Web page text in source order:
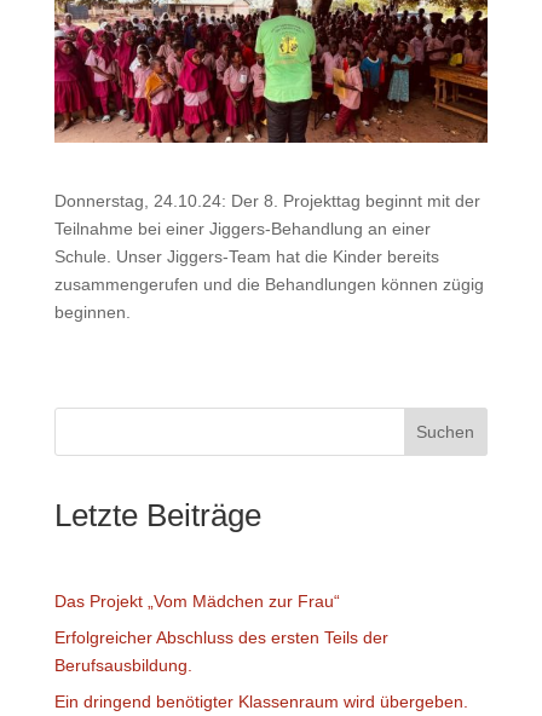
Donnerstag, 24.10.24: Der 8. Projekttag beginnt mit der
Teilnahme bei einer Jiggers-Behandlung an einer
Schule. Unser Jiggers-Team hat die Kinder bereits
zusammengerufen und die Behandlungen können zügig
beginnen.
Suchen
Letzte Beiträge
Das Projekt „Vom Mädchen zur Frau“
Erfolgreicher Abschluss des ersten Teils der
Berufsausbildung.
Ein dringend benötigter Klassenraum wird übergeben.